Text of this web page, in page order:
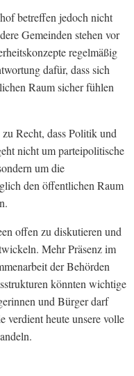
betreffen jedoch nicht
Gemeinden stehen vor
regelmäßig
dafür, dass sich
Raum sicher fühlen
Recht, dass Politik und
nicht um parteipolitische
um die
den öffentlichen Raum
offen zu diskutieren und
Mehr Präsenz im
der Behörden
könnten wichtige
und Bürger darf
verdient heute unsere volle